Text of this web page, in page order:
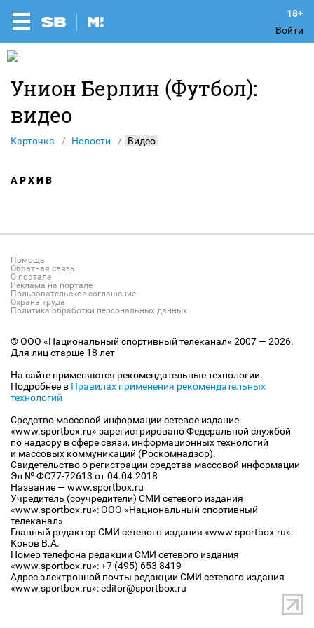
Войти
Унион Берлин (Футбол):
видео
Карточка Новости Видео
АРХИВ
Помощь
Обратная связь
О портале
Реклама на портале
Пользовательское соглашение
Охрана труда
Политика обработки персональных данных
© ООО «Национальный спортивный телеканал» 2007 — 2026.
Для лиц старше 18 лет
На сайте применяются рекомендательные технологии.
Подробнее в Правилах применения рекомендательных
технологий
Средство массовой информации сетевое издание
«www.sportbox.ru» зарегистрировано Федеральной службой
по надзору в сфере связи, информационных технологий
и массовых коммуникаций (Роскомнадзор).
Свидетельство о регистрации средства массовой информации
Эл № ФС77-72613 от 04.04.2018
Название — www.sportbox.ru
Учредитель (соучредители) СМИ сетевого издания
«www.sportbox.ru»: ООО «Национальный спортивный
телеканал»
Главный редактор СМИ сетевого издания «www.sportbox.ru»:
Конов В.А.
Номер телефона редакции СМИ сетевого издания
«www.sportbox.ru»: +7 (495) 653 8419
Адрес электронной почты редакции СМИ сетевого издания
«www.sportbox.ru»: editor@sportbox.ru